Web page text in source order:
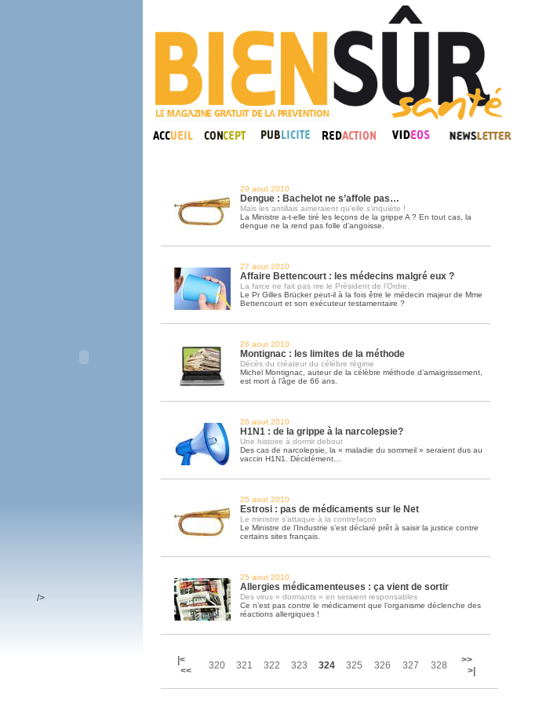
29 aout 2010
Dengue : Bachelot ne s’affole pas…
Mais les antillais aimeraient qu’elle s’inquiète !
La Ministre a-t-elle tiré les leçons de la grippe A ? En tout cas, la
dengue ne la rend pas folle d’angoisse.
27 aout 2010
Affaire Bettencourt : les médecins malgré eux ?
La farce ne fait pas rire le Président de l’Ordre.
Le Pr Gilles Brücker peut-il à la fois être le médecin majeur de Mme
Bettencourt et son exécuteur testamentaire ?
26 aout 2010
Montignac : les limites de la méthode
Décès du créateur du célèbre régime
Michel Montignac, auteur de la célèbre méthode d’amaigrissement,
est mort à l’âge de 66 ans.
26 aout 2010
H1N1 : de la grippe à la narcolepsie?
Une histoire à dormir debout
Des cas de narcolepsie, la « maladie du sommeil » seraient dus au
vaccin H1N1. Décidément…
25 aout 2010
Estrosi : pas de médicaments sur le Net
Le ministre s’attaque à la contrefaçon
Le Ministre de l’Industrie s’est déclaré prêt à saisir la justice contre
certains sites français.
25 aout 2010
Allergies médicamenteuses : ça vient de sortir
Des virus « dormants » en seraient responsables
Ce n’est pas contre le médicament que l’organisme déclenche des
réactions allergiques !
|<
<<
320 321 322 323 324 325 326 327 328
>>
>|
/>